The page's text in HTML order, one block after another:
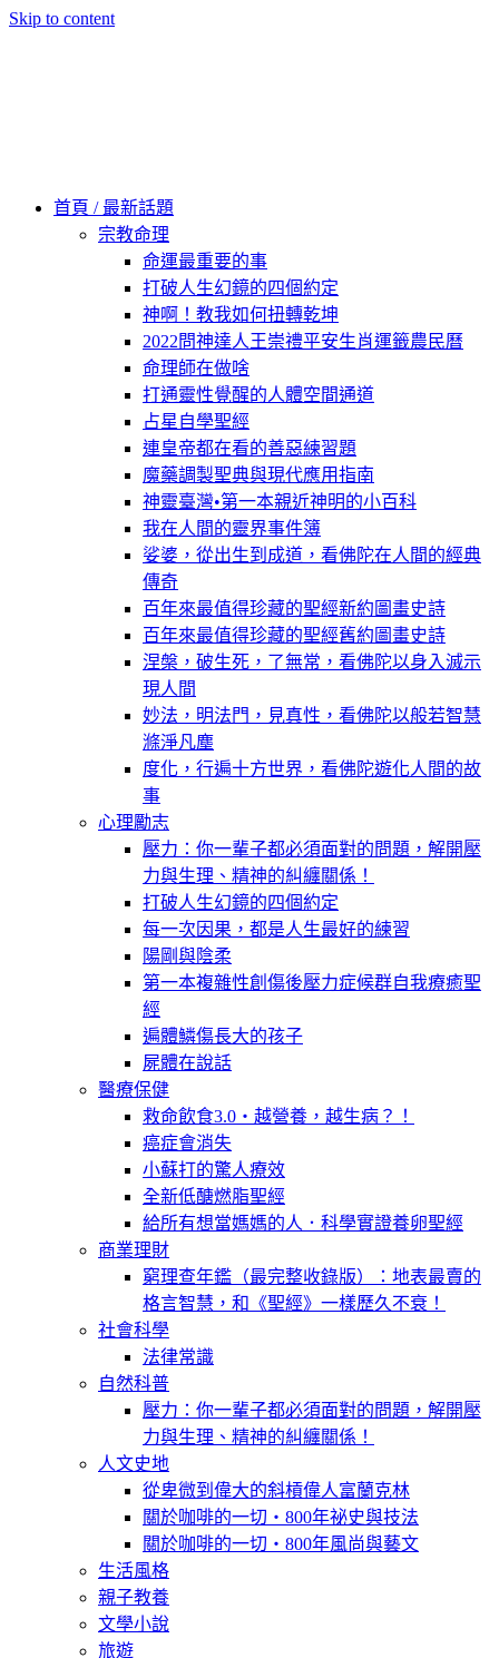
Skip to content
首頁 / 最新話題
宗教命理
命運最重要的事
打破人生幻鏡的四個約定
神啊！教我如何扭轉乾坤
2022問神達人王崇禮平安生肖運籤農民曆
命理師在做啥
打通靈性覺醒的人體空間通道
占星自學聖經
連皇帝都在看的善惡練習題
魔藥調製聖典與現代應用指南
神靈臺灣•第一本親近神明的小百科
我在人間的靈界事件簿
娑婆，從出生到成道，看佛陀在人間的經典
傳奇
百年來最值得珍藏的聖經新約圖畫史詩
百年來最值得珍藏的聖經舊約圖畫史詩
涅槃，破生死，了無常，看佛陀以身入滅示
現人間
妙法，明法門，見真性，看佛陀以般若智慧
滌淨凡塵
度化，行遍十方世界，看佛陀遊化人間的故
事
心理勵志
壓力：你一輩子都必須面對的問題，解開壓
力與生理、精神的糾纏關係！
打破人生幻鏡的四個約定
每一次因果，都是人生最好的練習
陽剛與陰柔
第一本複雜性創傷後壓力症候群自我療癒聖
經
遍體鱗傷長大的孩子
屍體在說話
醫療保健
救命飲食3.0‧越營養，越生病？！
癌症會消失
小蘇打的驚人療效
全新低醣燃脂聖經
給所有想當媽媽的人．科學實證養卵聖經
商業理財
窮理查年鑑（最完整收錄版）：地表最賣的
格言智慧，和《聖經》一樣歷久不衰！
社會科學
法律常識
自然科普
壓力：你一輩子都必須面對的問題，解開壓
力與生理、精神的糾纏關係！
人文史地
從卑微到偉大的斜槓偉人富蘭克林
關於咖啡的一切‧800年祕史與技法
關於咖啡的一切‧800年風尚與藝文
生活風格
親子教養
文學小說
旅遊